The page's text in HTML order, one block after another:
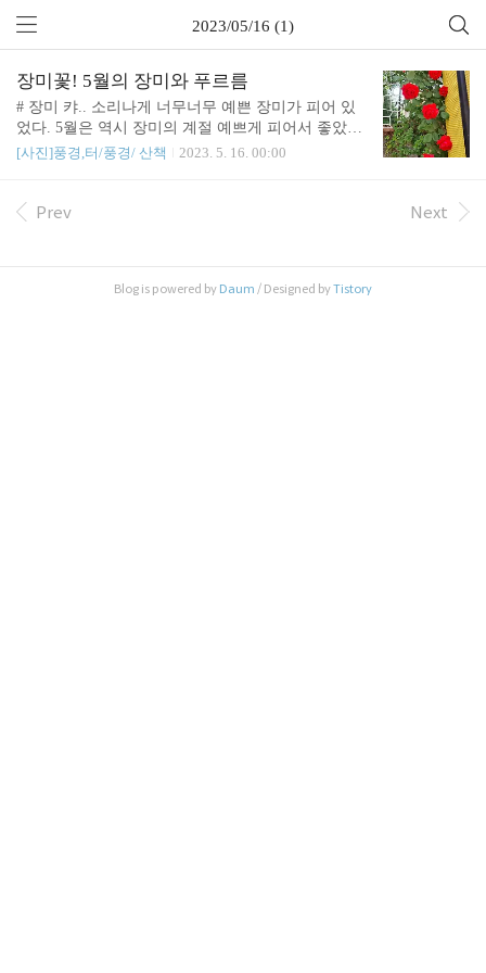
2023/05/16 (1)
장미꽃! 5월의 장미와 푸르름
# 장미 캬.. 소리나게 너무너무 예쁜 장미가 피어 있
었다. 5월은 역시 장미의 계절 예쁘게 피어서 좋았다.
# 푸르름 캬.. 이젠 여름이다.
[사진]풍경,터/풍경/ 산책 2023. 5. 16. 00:00
Prev Next
Blog is powered by Daum / Designed byTistory